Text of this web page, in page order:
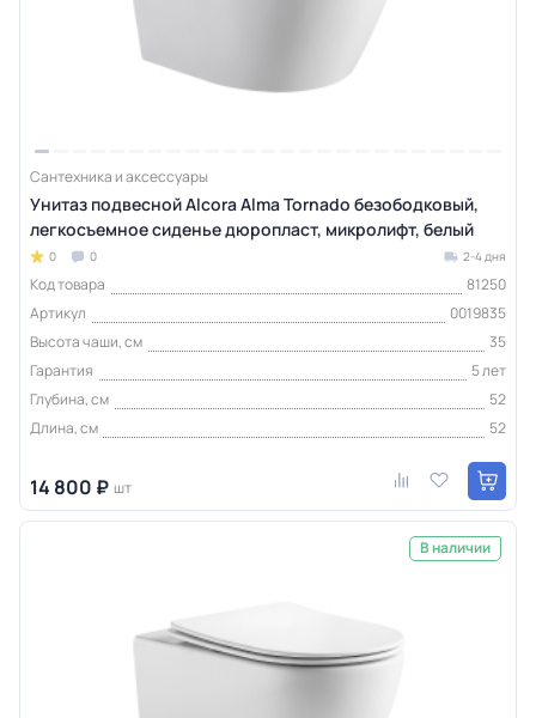
Сантехника и аксессуары
Унитаз подвесной Alcora Alma Tornado безободковый,
легкосъемное сиденье дюропласт, микролифт, белый
0 0 2-4 дня
Код товара
81250
Артикул
0019835
Высота чаши, см
35
Гарантия
5 лет
Глубина, см
52
Длина, см
52
14 800 ₽ шт
В наличии